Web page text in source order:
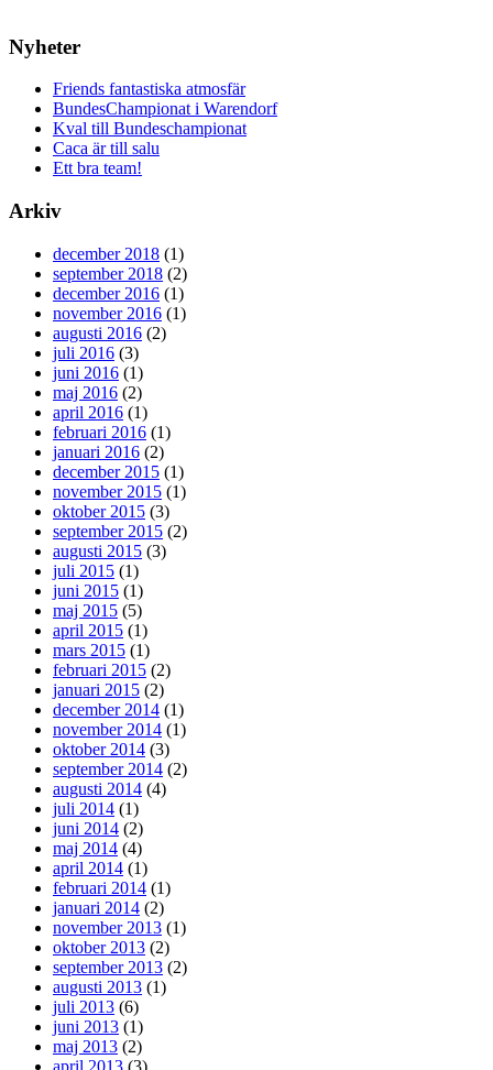
Nyheter
Friends fantastiska atmosfär
BundesChampionat i Warendorf
Kval till Bundeschampionat
Caca är till salu
Ett bra team!
Arkiv
december 2018 (1)
september 2018 (2)
december 2016 (1)
november 2016 (1)
augusti 2016 (2)
juli 2016 (3)
juni 2016 (1)
maj 2016 (2)
april 2016 (1)
februari 2016 (1)
januari 2016 (2)
december 2015 (1)
november 2015 (1)
oktober 2015 (3)
september 2015 (2)
augusti 2015 (3)
juli 2015 (1)
juni 2015 (1)
maj 2015 (5)
april 2015 (1)
mars 2015 (1)
februari 2015 (2)
januari 2015 (2)
december 2014 (1)
november 2014 (1)
oktober 2014 (3)
september 2014 (2)
augusti 2014 (4)
juli 2014 (1)
juni 2014 (2)
maj 2014 (4)
april 2014 (1)
februari 2014 (1)
januari 2014 (2)
november 2013 (1)
oktober 2013 (2)
september 2013 (2)
augusti 2013 (1)
juli 2013 (6)
juni 2013 (1)
maj 2013 (2)
april 2013 (3)